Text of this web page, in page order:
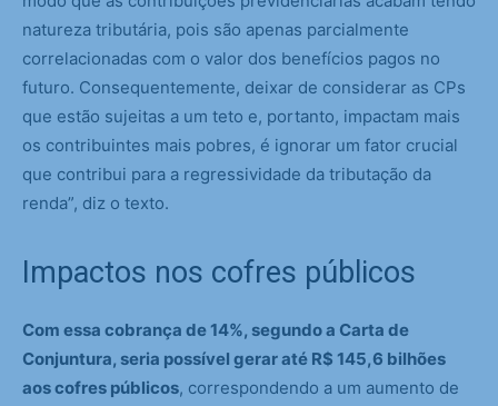
natureza tributária, pois são apenas parcialmente
correlacionadas com o valor dos benefícios pagos no
futuro. Consequentemente, deixar de considerar as CPs
que estão sujeitas a um teto e, portanto, impactam mais
os contribuintes mais pobres, é ignorar um fator crucial
que contribui para a regressividade da tributação da
renda”, diz o texto.
Impactos nos cofres públicos
Com essa cobrança de 14%, segundo a Carta de
Conjuntura, seria possível gerar até R$ 145,6 bilhões
aos cofres públicos, correspondendo a um aumento de